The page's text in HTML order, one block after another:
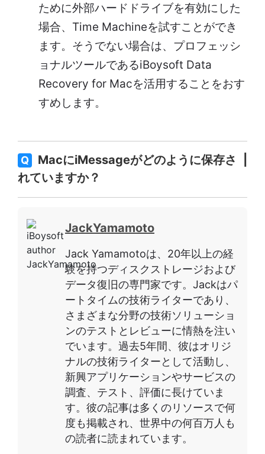
ために外部ハードドライブを有効にした
場合、Time Machineを試すことができ
ます。そうでない場合は、プロフェッシ
ョナルツールであるiBoysoft Data
Recovery for Macを活用することをおす
すめします。
Q
MacにiMessageがどのように保存さ
れていますか？
JackYamamoto
Jack Yamamotoは、20年以上の経
験を持つディスクストレージおよび
データ復旧の専門家です。Jackはパ
ートタイムの技術ライターであり、
さまざまな分野の技術ソリューショ
ンのテストとレビューに情熱を注い
でいます。過去5年間、彼はオリジ
ナルの技術ライターとして活動し、
新興アプリケーションやサービスの
調査、テスト、評価に長けていま
す。彼の記事は多くのリソースで何
度も掲載され、世界中の何百万人も
の読者に読まれています。